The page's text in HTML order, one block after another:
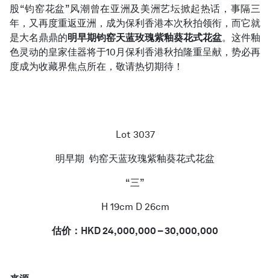
简体中文
股“钧窑花盆”风潮曾在亚洲及美洲艺坛掀起热话，事隔三
年，又再度重返亚洲，成为保利香港本次秋拍领衔，而它就
是大名鼎鼎的明早期钧窑天蓝玫瑰紫釉葵花式花盆。这件釉
色灵动的皇家佳器将于10月保利香港秋拍隆重呈献，势必再
度成为收藏界焦点所在，敬请热切期待！
Lot 3037
明早期 钧窑天蓝玫瑰紫釉葵花式花盆
“三”
H 19cm D 26cm
估价：HKD 24,000,000 – 30,000,000